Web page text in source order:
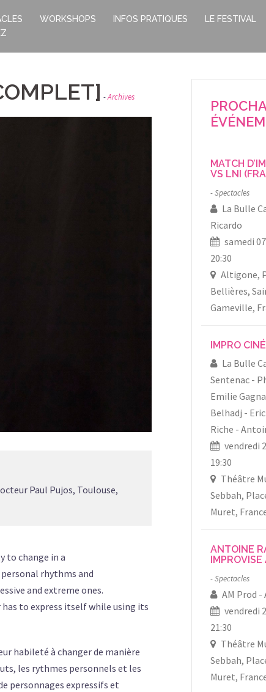
WORKSHOPS INFOS PRATIQUES
LE FESTIVAL
Archives
Paul Pujos, Toulouse,
to change in a
rhythms and
and extreme ones.
to express itself while using its
habileté à changer de manière
les rythmes personnels et les
personnages expressifs et
MATCH
VS LNI
Spectacles
La Bulle
Ricardo
samedi
20:30
Altigone,
Bellières,
Gameville,
IMPRO CINÉ
La Bulle
Sentenac
Emilie
Belhadj
Riche
vendredi
19:30
Théâtre
Sebbah,
Muret,
ANTOINE
Spectacles
AM Prod
vendredi
21:30
Théâtre
Sebbah,
Muret,